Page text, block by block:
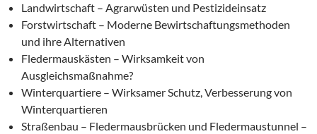
Landwirtschaft – Agrarwüsten und Pestizideinsatz
Forstwirtschaft – Moderne Bewirtschaftungsmethoden
und ihre Alternativen
Fledermauskästen – Wirksamkeit von
Ausgleichsmaßnahme?
Winterquartiere – Wirksamer Schutz, Verbesserung von
Winterquartieren
Straßenbau – Fledermausbrücken und Fledermaustunnel –